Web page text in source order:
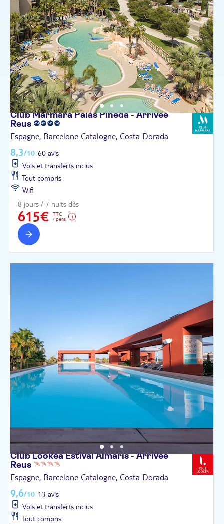
Club Marmara Palas Pineda - Arrivée
Reus
Espagne, Barcelone Catalogne, Costa Dorada
8,3/10 60 avis
Vols et transferts inclus
Tout compris
Wifi
8 jours / 7 nuits dès
615€
TTC
/ pers.
Club Lookéa Estival Almaris - Arrivée
Reus
Espagne, Barcelone Catalogne, Costa Dorada
9,6/10 13 avis
Vols et transferts inclus
Tout compris